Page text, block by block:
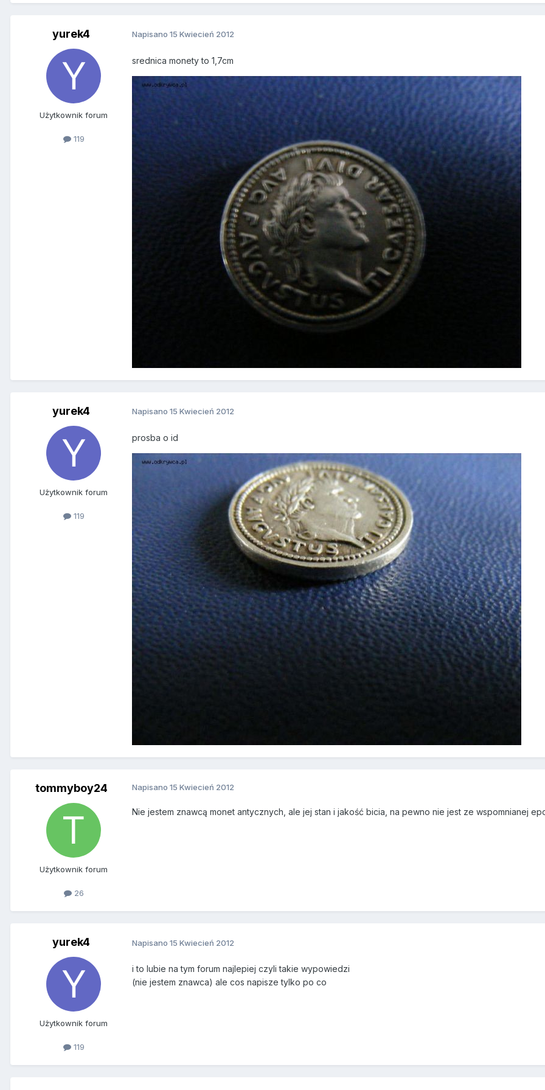
yurek4
Użytkownik forum
119
Napisano 15 Kwiecień 2012
srednica monety to 1,7cm
yurek4
Użytkownik forum
119
Napisano 15 Kwiecień 2012
prosba o id
tommyboy24
Użytkownik forum
26
Napisano 15 Kwiecień 2012
Nie jestem znawcą monet antycznych, ale jej stan i jakość bicia, na pewno nie jest ze wspomnianej
yurek4
Użytkownik forum
119
Napisano 15 Kwiecień 2012
i to lubie na tym forum najlepiej czyli takie wypowiedzi
(nie jestem znawca) ale cos napisze tylko po co